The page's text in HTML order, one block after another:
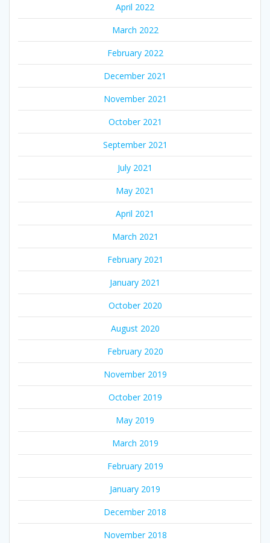
April 2022
March 2022
February 2022
December 2021
November 2021
October 2021
September 2021
July 2021
May 2021
April 2021
March 2021
February 2021
January 2021
October 2020
August 2020
February 2020
November 2019
October 2019
May 2019
March 2019
February 2019
January 2019
December 2018
November 2018